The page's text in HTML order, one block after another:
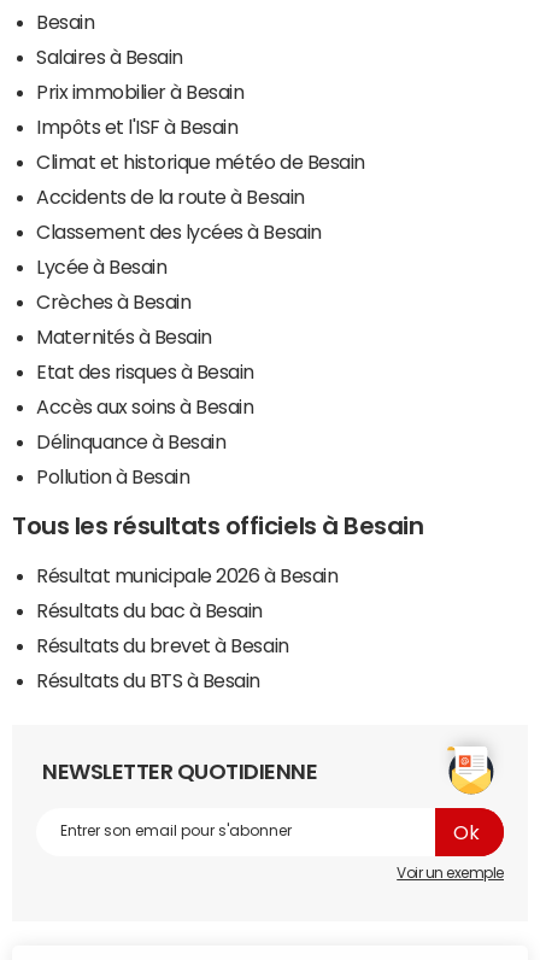
Besain
Salaires à Besain
Prix immobilier à Besain
Impôts et l'ISF à Besain
Climat et historique météo de Besain
Accidents de la route à Besain
Classement des lycées à Besain
Lycée à Besain
Crèches à Besain
Maternités à Besain
Etat des risques à Besain
Accès aux soins à Besain
Délinquance à Besain
Pollution à Besain
Tous les résultats officiels à Besain
Résultat municipale 2026 à Besain
Résultats du bac à Besain
Résultats du brevet à Besain
Résultats du BTS à Besain
NEWSLETTER QUOTIDIENNE
Voir un exemple